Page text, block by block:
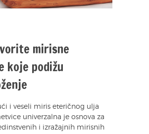
mirisne
koje podižu
i veseli miris eteričnog ulja
univerzalna je osnova za
i izražajnih mirisnih